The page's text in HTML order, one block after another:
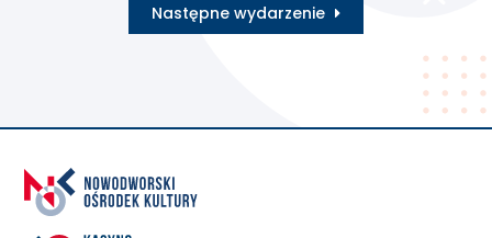
Następne wydarzenie